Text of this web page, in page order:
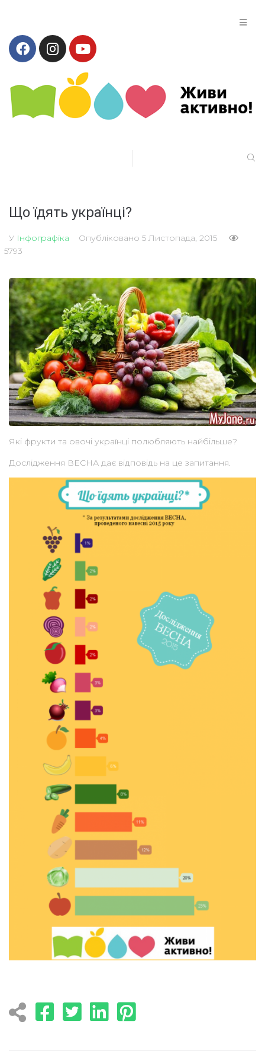
Що їдять українці?
У Інфографіка Опубліковано 5 Листопада, 2015
5793
Які фрукти та овочі українці полюбляють найбільше?
Дослідження ВЕСНА дає відповідь на це запитання.